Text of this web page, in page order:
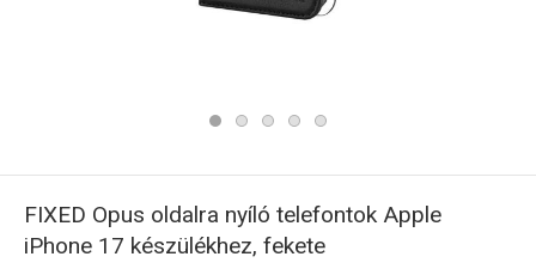
FIXED Opus oldalra nyíló telefontok Apple
iPhone 17 készülékhez, fekete